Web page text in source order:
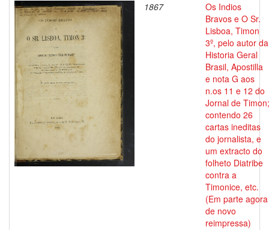
1867
Os Indios
Bravos e O Sr.
Lisboa, Timon
3º, pelo autor da
Historia Geral
Brasil, Apostilla
e nota G aos
n.os 11 e 12 do
Jornal de Timon;
contendo 26
cartas ineditas
do jornalista, e
um extracto do
folheto Diatribe
contra a
Timonice, etc.
(Em parte agora
de novo
reimpressa)